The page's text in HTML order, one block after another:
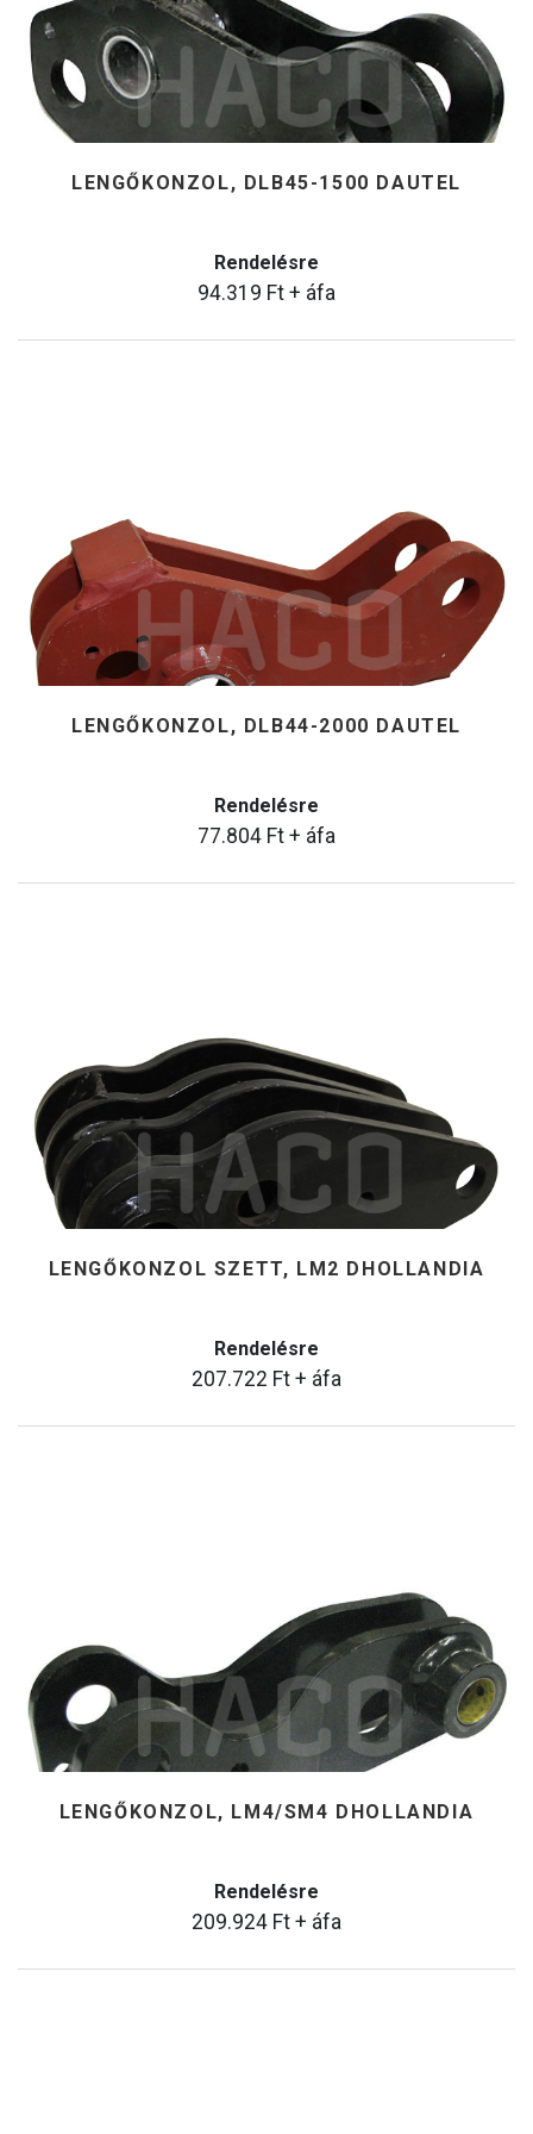
LENGŐKONZOL, DLB45-1500 DAUTEL
Rendelésre
94.319 Ft + áfa
LENGŐKONZOL, DLB44-2000 DAUTEL
Rendelésre
77.804 Ft + áfa
LENGŐKONZOL SZETT, LM2 DHOLLANDIA
Rendelésre
207.722 Ft + áfa
LENGŐKONZOL, LM4/SM4 DHOLLANDIA
Rendelésre
209.924 Ft + áfa